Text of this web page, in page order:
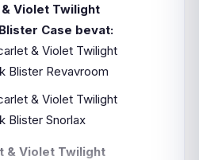
Violet Twilight
Case bevat:
& Violet Twilight
Blister Revavroom
& Violet Twilight
Blister Snorlax
& Violet Twilight